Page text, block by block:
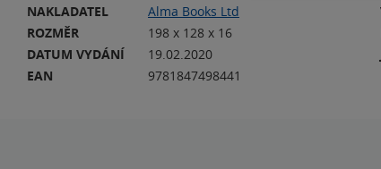
NAKLADATEL
Alma Books Ltd
ROZMĚR
198 x 128 x 16
DATUM VYDÁNÍ
19.02.2020
EAN
9781847498441